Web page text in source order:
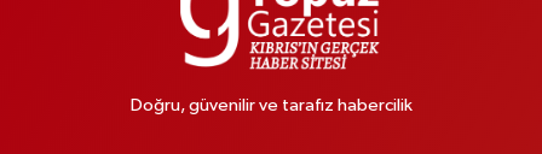
Doğru, güvenilir ve tarafız habercilik